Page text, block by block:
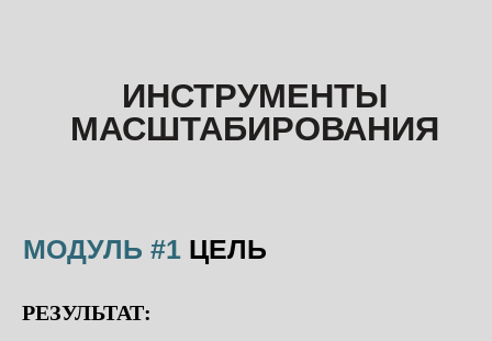
РЕЗУЛЬТАТ: